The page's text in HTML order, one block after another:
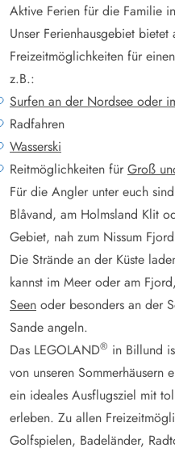
Aktive Ferien für die Familie
Unser Ferienhausgebiet
Freizeitmöglichkeiten für
z.B.:
Surfen an der Nordsee oder
Radfahren
Wasserski
Reitmöglichkeiten für Groß
Für die Angler unter euch
Blåvand, am Holmsland Klit
Gebiet, nah zum Nissum
Die Strände an der Küste
kannst im Meer oder am
Seen oder besonders an der
Sande angeln.
Das LEGOLAND® in Billund
von unseren Sommerhäusern
ein ideales Ausflugsziel mit
erleben. Zu allen
Golfspielen, Badeländer,